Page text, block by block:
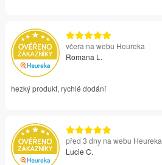
včera na webu Heureka
Romana L.
hezký produkt, rychlé dodání
před 3 dny na webu Heureka
Lucie C.